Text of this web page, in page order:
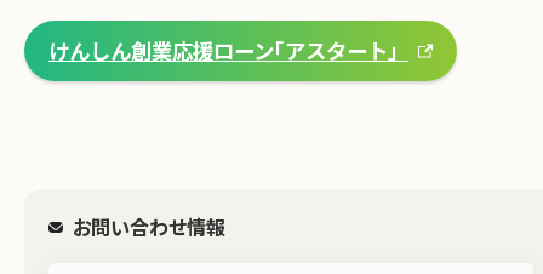
けんしん創業応援ローン｢アスタート」
お問い合わせ情報